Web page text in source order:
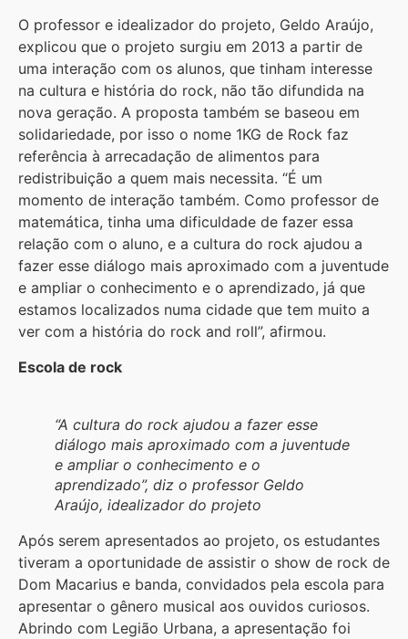
O professor e idealizador do projeto, Geldo Araújo,
explicou que o projeto surgiu em 2013 a partir de
uma interação com os alunos, que tinham interesse
na cultura e história do rock, não tão difundida na
nova geração. A proposta também se baseou em
solidariedade, por isso o nome 1KG de Rock faz
referência à arrecadação de alimentos para
redistribuição a quem mais necessita. “É um
momento de interação também. Como professor de
matemática, tinha uma dificuldade de fazer essa
relação com o aluno, e a cultura do rock ajudou a
fazer esse diálogo mais aproximado com a juventude
e ampliar o conhecimento e o aprendizado, já que
estamos localizados numa cidade que tem muito a
ver com a história do rock and roll”, afirmou.
Escola de rock
“A cultura do rock ajudou a fazer esse
diálogo mais aproximado com a juventude
e ampliar o conhecimento e o
aprendizado”, diz o professor Geldo
Araújo, idealizador do projeto
Após serem apresentados ao projeto, os estudantes
tiveram a oportunidade de assistir o show de rock de
Dom Macarius e banda, convidados pela escola para
apresentar o gênero musical aos ouvidos curiosos.
Abrindo com Legião Urbana, a apresentação foi